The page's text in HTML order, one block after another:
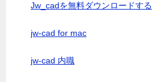
Jw_cadを無料ダウンロードする
jw-cad for mac
jw-cad 内職